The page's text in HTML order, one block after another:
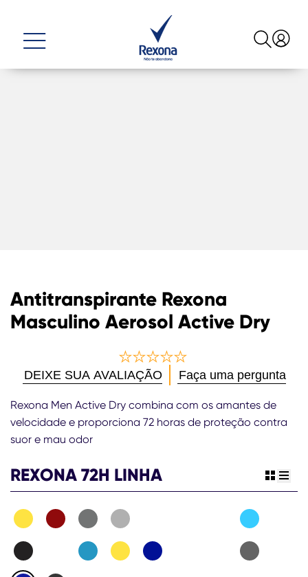
Antitranspirante Rexona
Masculino Aerosol Active Dry
Nenhuma
avaliação
enviada
para
este
DEIXE SUA AVALIAÇÃO Faça uma pergunta
Rexona Men Active Dry combina com os amantes de
velocidade e proporciona 72 horas de proteção contra
suor e mau odor
REXONA 72H LINHA view